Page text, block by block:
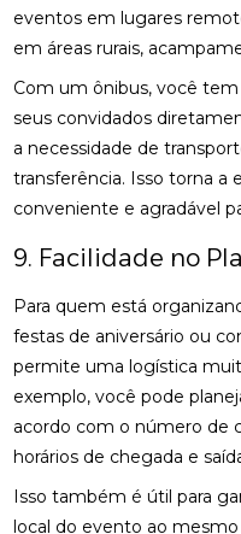
eventos em lugares
em áreas rurais,
Com um ônibus, você
seus convidados
a necessidade de
transferência. Isso torna a
conveniente e agradável
9. Facilidade no
Para quem está
festas de aniversário ou
permite uma logística
exemplo, você pode
acordo com o número de
horários de chegada e
Isso também é útil para
local do evento ao